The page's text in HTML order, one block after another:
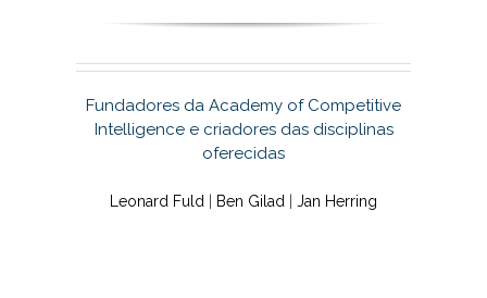
Fundadores da Academy of Competitive
Intelligence e criadores das disciplinas
oferecidas
Leonard Fuld Ben Gilad Jan Herring